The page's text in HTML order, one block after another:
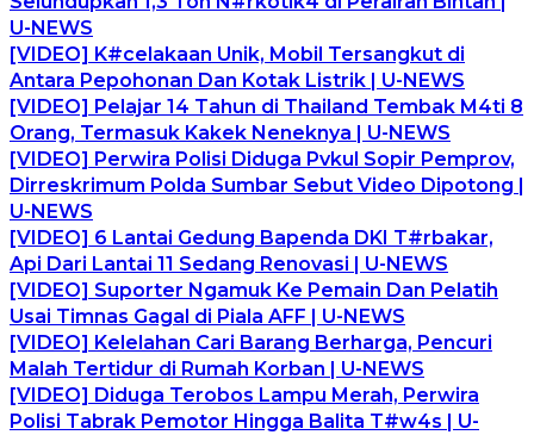
U-NEWS
[VIDEO] K#celakaan Unik, Mobil Tersangkut di
Antara Pepohonan Dan Kotak Listrik | U-NEWS
[VIDEO] Pelajar 14 Tahun di Thailand Tembak M4ti 8
Orang, Termasuk Kakek Neneknya | U-NEWS
[VIDEO] Perwira Polisi Diduga Pvkul Sopir Pemprov,
Dirreskrimum Polda Sumbar Sebut Video Dipotong |
U-NEWS
[VIDEO] 6 Lantai Gedung Bapenda DKI T#rbakar,
Api Dari Lantai 11 Sedang Renovasi | U-NEWS
[VIDEO] Suporter Ngamuk Ke Pemain Dan Pelatih
Usai Timnas Gagal di Piala AFF | U-NEWS
[VIDEO] Kelelahan Cari Barang Berharga, Pencuri
Malah Tertidur di Rumah Korban | U-NEWS
[VIDEO] Diduga Terobos Lampu Merah, Perwira
Polisi Tabrak Pemotor Hingga Balita T#w4s | U-